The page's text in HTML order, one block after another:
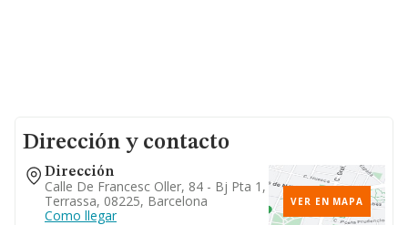
Dirección y contacto
Dirección
Calle De Francesc Oller, 84 - Bj Pta 1,
Terrassa, 08225, Barcelona
Como llegar
VER EN MAPA